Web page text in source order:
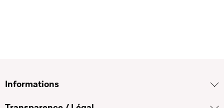
Informations